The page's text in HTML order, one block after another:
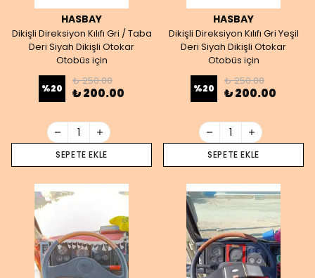
HASBAY
Dikişli Direksiyon Kılıfı Gri / Taba
Deri Siyah Dikişli Otokar
Otobüs için
%20
₺ 250.00
₺ 200.00
SEPETE EKLE
HASBAY
Dikişli Direksiyon Kılıfı Gri Yeşil
Deri Siyah Dikişli Otokar
Otobüs için
%20
₺ 250.00
₺ 200.00
SEPETE EKLE